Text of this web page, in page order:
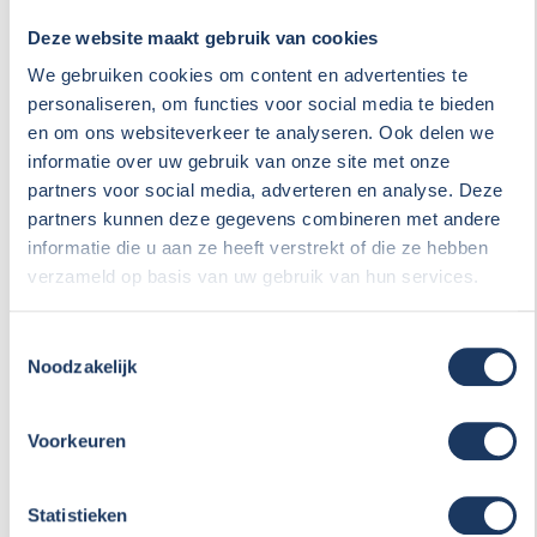
Deze website maakt gebruik van cookies
We gebruiken cookies om content en advertenties te
personaliseren, om functies voor social media te bieden
en om ons websiteverkeer te analyseren. Ook delen we
informatie over uw gebruik van onze site met onze
partners voor social media, adverteren en analyse. Deze
partners kunnen deze gegevens combineren met andere
informatie die u aan ze heeft verstrekt of die ze hebben
verzameld op basis van uw gebruik van hun services.
Noodzakelijk
Voorkeuren
Statistieken
Kenteken
Merk
Bouwjaar